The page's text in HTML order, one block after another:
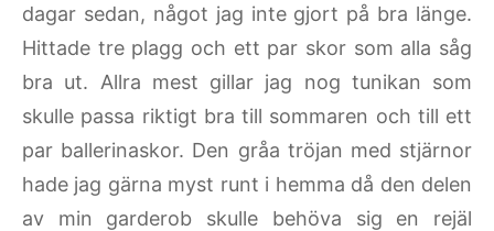
dagar sedan, något jag inte gjort på bra länge.
Hittade tre plagg och ett par skor som alla såg
bra ut. Allra mest gillar jag nog tunikan som
skulle passa riktigt bra till sommaren och till ett
par ballerinaskor. Den gråa tröjan med stjärnor
hade jag gärna myst runt i hemma då den delen
av min garderob skulle behöva sig en rejäl